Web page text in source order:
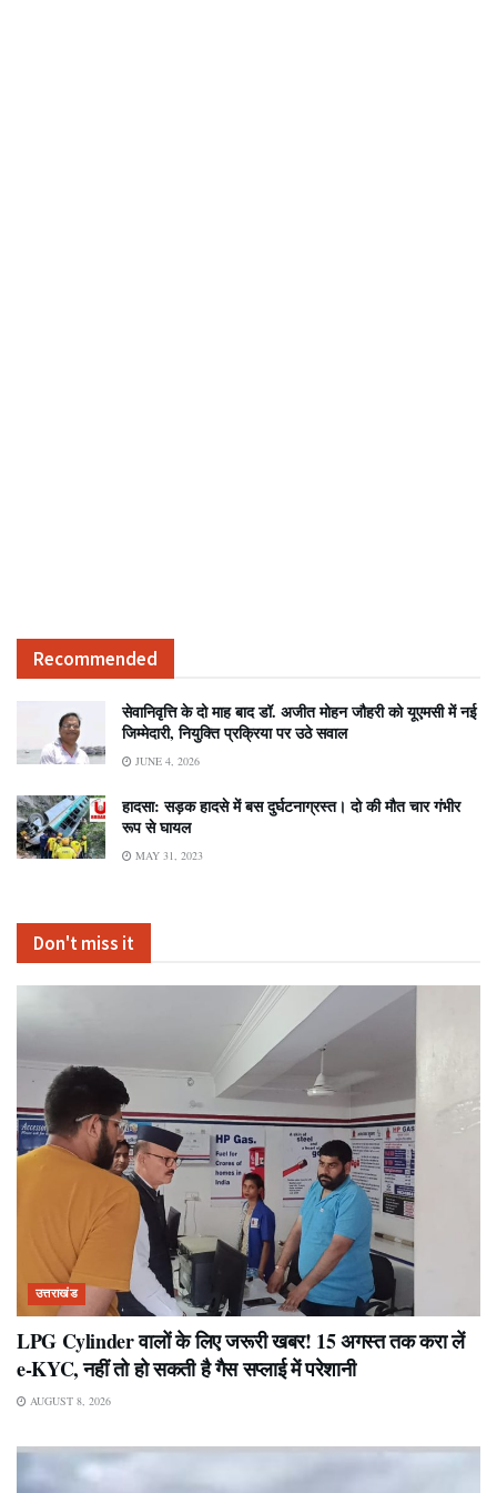
Recommended
सेवानिवृत्ति के दो माह बाद डॉ. अजीत मोहन जौहरी को यूएमसी में नई
जिम्मेदारी, नियुक्ति प्रक्रिया पर उठे सवाल
JUNE 4, 2026
हादसा: सड़क हादसे में बस दुर्घटनाग्रस्त। दो की मौत चार गंभीर
रूप से घायल
MAY 31, 2023
Don't miss it
उत्तराखंड
LPG Cylinder वालों के लिए जरूरी खबर! 15 अगस्त तक करा लें
e-KYC, नहीं तो हो सकती है गैस सप्लाई में परेशानी
AUGUST 8, 2026